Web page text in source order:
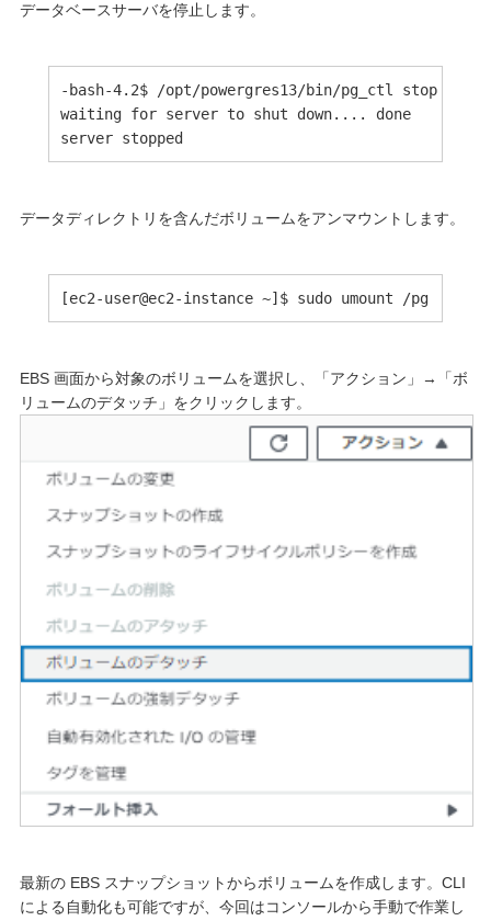
データベースサーバを停止します。
-bash-4.2$ /opt/powergres13/bin/pg_ctl stop -m i
waiting for server to shut down.... done
データディレクトリを含んだボリュームをアンマウントします。
[ec2-user@ec2-instance ~]$ sudo umount /pg
EBS 画面から対象のボリュームを選択し、「アクション」→「ボ
リュームのデタッチ」をクリックします。
最新の EBS スナップショットからボリュームを作成します。CLI
による自動化も可能ですが、今回はコンソールから手動で作業し